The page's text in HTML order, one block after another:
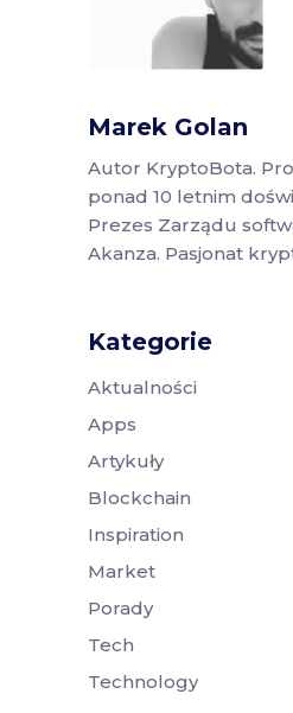
Marek Golan
Autor KryptoBota.
ponad 10 letnim
Prezes Zarządu
Akanza. Pasjonat
Kategorie
Aktualności
Apps
Artykuły
Blockchain
Inspiration
Market
Porady
Tech
Technology